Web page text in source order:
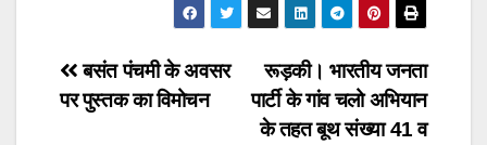
Post
navigation
रूड़की। भारतीय जनता
पार्टी के गांव चलो अभियान
के तहत बूथ संख्या 41 व
बसंत पंचमी के अवसर
पर पुस्तक का विमोचन